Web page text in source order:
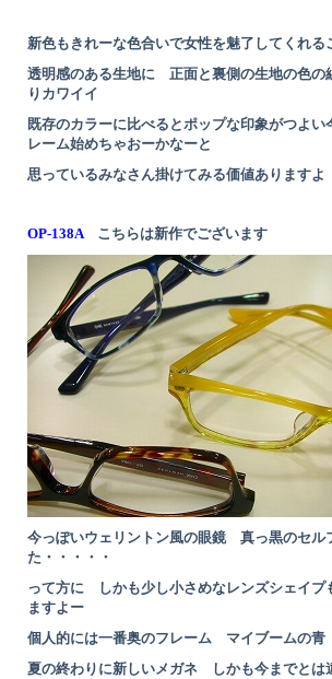
新色もきれーな色合いで女性を魅了してくれ
透明感のある生地に 正面と裏側の生地の色の
りカワイイ
既存のカラーに比べるとポップな印象がつよ
レーム始めちゃおーかなーと
思っているみなさん掛けてみる価値ありますよ
OP-138A こちらは新作でございます
今っぽいウェリントン風の眼鏡 真っ黒のセル
た・・・・・
って方に しかも少し小さめなレンズシェイプ
ますよー
個人的には一番奥のフレーム マイブームの
夏の終わりに新しいメガネ しかも今までとは